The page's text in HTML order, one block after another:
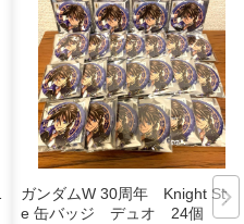
ガンダムW 30周年 Knight Styl
e 缶バッジ デュオ 24個